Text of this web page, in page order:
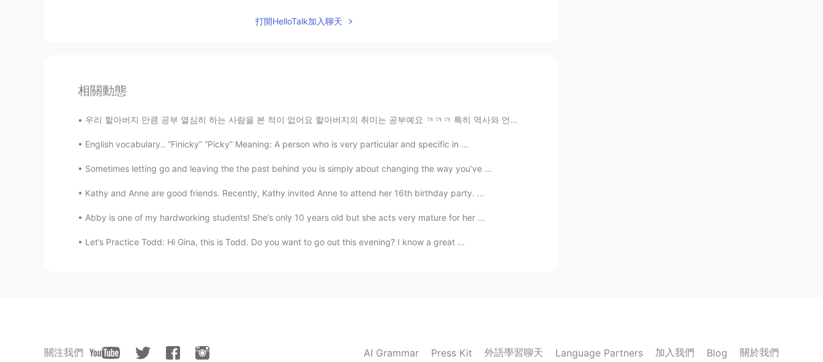
打開HelloTalk加入聊天
相關動態
우리 할아버지 만큼 공부 열심히 하는 사람을 본 적이 없어요 할아버지의 취미는 공부예요 ㅋㅋㅋ 특히 역사와 언어 공부에 관심이 많으십니다 사진에서 할아버지께서 공부용으로 사용...
English vocabulary.. “Finicky” “Picky” Meaning: A person who is very particular and specific in ...
Sometimes letting go and leaving the the past behind you is simply about changing the way you’ve ...
Kathy and Anne are good friends. Recently, Kathy invited Anne to attend her 16th birthday party. ...
Abby is one of my hardworking students! She’s only 10 years old but she acts very mature for her ...
Let’s Practice Todd: Hi Gina, this is Todd. Do you want to go out this evening? I know a great ...
關注我們 AI Grammar Press Kit 外語學習聊天 Language Partners 加入我們 Blog 關於我們